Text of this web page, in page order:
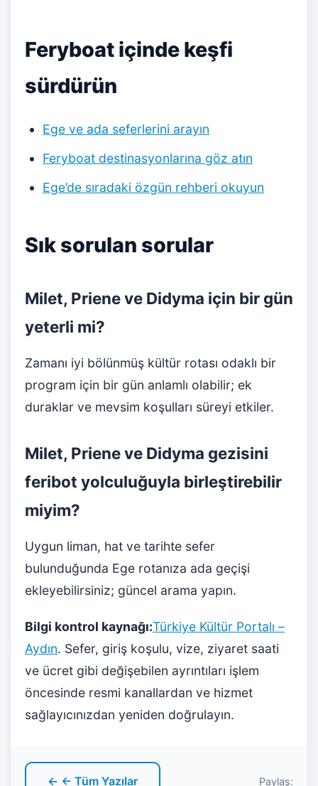
Feryboat içinde keşfi
sürdürün
Ege ve ada seferlerini arayın
Feryboat destinasyonlarına göz atın
Ege’de sıradaki özgün rehberi okuyun
Sık sorulan sorular
Milet, Priene ve Didyma için bir gün
yeterli mi?
Zamanı iyi bölünmüş kültür rotası odaklı bir
program için bir gün anlamlı olabilir; ek
duraklar ve mevsim koşulları süreyi etkiler.
Milet, Priene ve Didyma gezisini
feribot yolculuğuyla birleştirebilir
miyim?
Uygun liman, hat ve tarihte sefer
bulunduğunda Ege rotanıza ada geçişi
ekleyebilirsiniz; güncel arama yapın.
Bilgi kontrol kaynağı:Türkiye Kültür Portalı –
Aydın. Sefer, giriş koşulu, vize, ziyaret saati
ve ücret gibi değişebilen ayrıntıları işlem
öncesinde resmi kanallardan ve hizmet
sağlayıcınızdan yeniden doğrulayın.
← ← Tüm Yazılar Paylaş: